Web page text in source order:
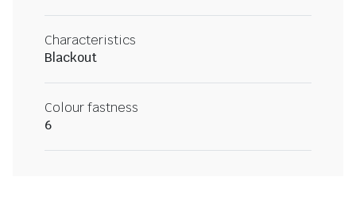
Characteristics
Blackout
Colour fastness
6